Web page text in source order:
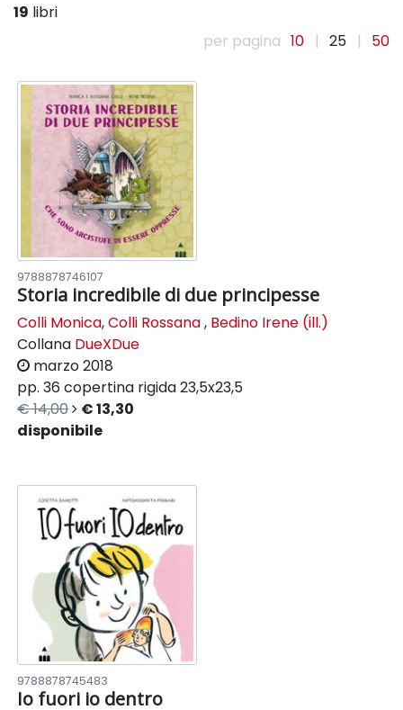
19 libri
per pagina 10 | 25 | 50
9788878746107
Storia incredibile di due principesse
Colli Monica,Colli Rossana, Bedino Irene (ill.)
Collana DueXDue
marzo 2018
pp. 36 copertina rigida23,5x23,5
€ 14,00
€ 13,30
disponibile
9788878745483
Io fuori io dentro